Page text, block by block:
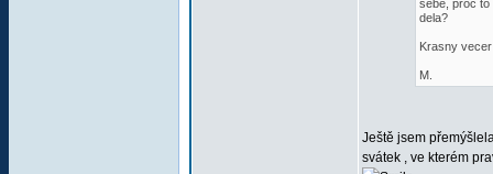
sebe, proc to
dela?
Krasny
M.
Ještě jsem
svátek , ve kterém